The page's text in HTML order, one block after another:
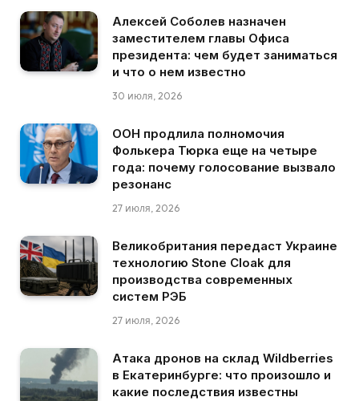
Алексей Соболев назначен
заместителем главы Офиса
президента: чем будет заниматься
и что о нем известно
30 июля, 2026
ООН продлила полномочия
Фолькера Тюрка еще на четыре
года: почему голосование вызвало
резонанс
27 июля, 2026
Великобритания передаст Украине
технологию Stone Cloak для
производства современных
систем РЭБ
27 июля, 2026
Атака дронов на склад Wildberries
в Екатеринбурге: что произошло и
какие последствия известны